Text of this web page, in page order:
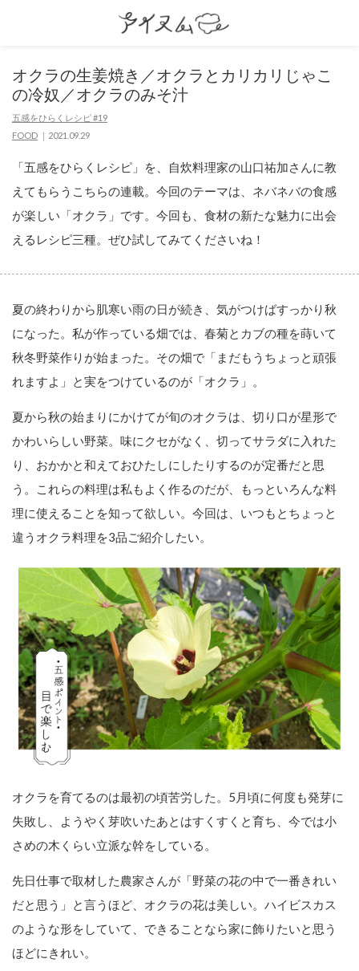
オクラの生姜焼き／オクラとカリカリじゃこ
の冷奴／オクラのみそ汁
五感をひらくレシピ #19
FOOD
2021.09.29
「五感をひらくレシピ」を、自炊料理家の山口祐加さんに教
えてもらうこちらの連載。今回のテーマは、ネバネバの食感
が楽しい「オクラ」です。今回も、食材の新たな魅力に出会
えるレシピ三種。ぜひ試してみてくださいね！
夏の終わりから肌寒い雨の日が続き、気がつけばすっかり秋
になった。私が作っている畑では、春菊とカブの種を蒔いて
秋冬野菜作りが始まった。その畑で「まだもうちょっと頑張
れますよ」と実をつけているのが「オクラ」。
夏から秋の始まりにかけてが旬のオクラは、切り口が星形で
かわいらしい野菜。味にクセがなく、切ってサラダに入れた
り、おかかと和えておひたしにしたりするのが定番だと思
う。これらの料理は私もよく作るのだが、もっといろんな料
理に使えることを知って欲しい。今回は、いつもとちょっと
違うオクラ料理を3品ご紹介したい。
オクラを育てるのは最初の頃苦労した。5月頃に何度も発芽に
失敗し、ようやく芽吹いたあとはすくすくと育ち、今では小
さめの木くらい立派な幹をしている。
先日仕事で取材した農家さんが「野菜の花の中で一番きれい
だと思う」と言うほど、オクラの花は美しい。ハイビスカス
のような形をしていて、できることなら家に飾りたいと思う
ほどにきれい。